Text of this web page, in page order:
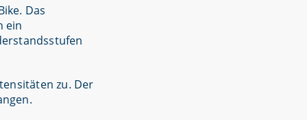
Das
ein
zu. Der